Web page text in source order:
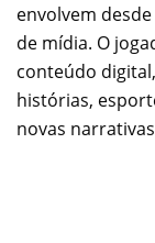
envolvem
de mídia. O
conteúdo
histórias,
novas